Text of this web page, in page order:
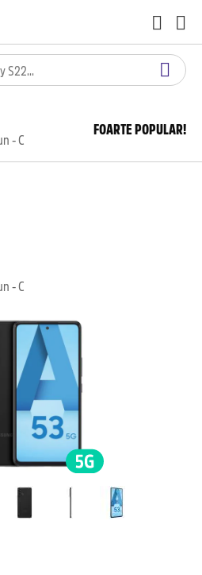
- C
FOARTE POPULAR!
- C